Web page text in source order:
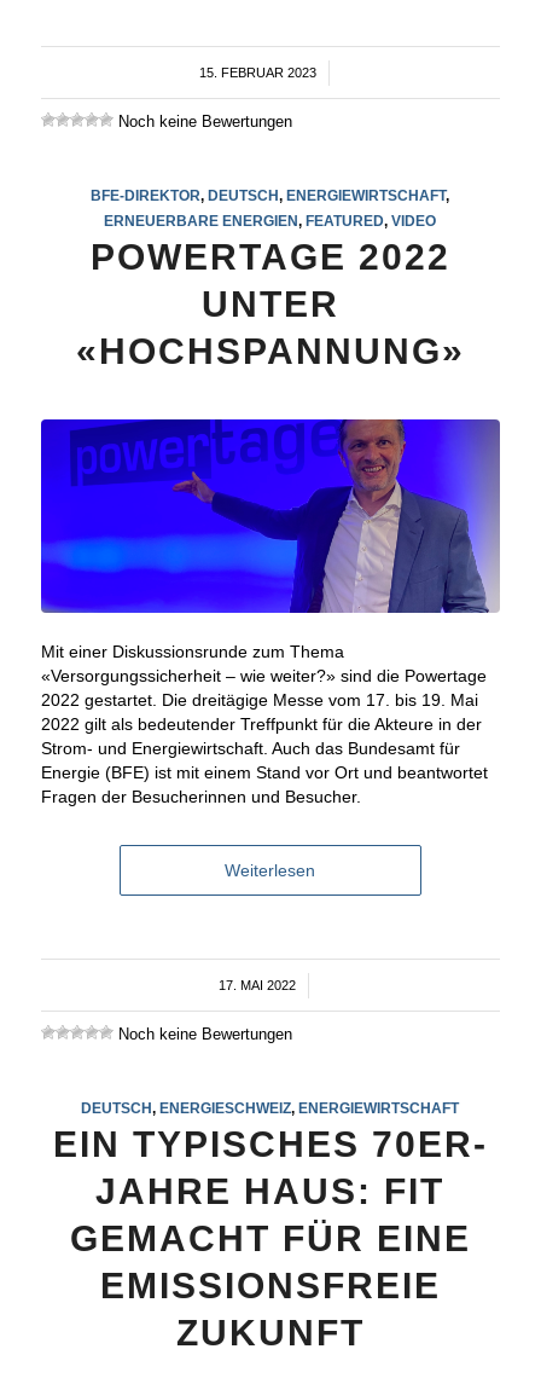
15. FEBRUAR 2023
/
Noch keine Bewertungen
BFE-DIREKTOR, DEUTSCH, ENERGIEWIRTSCHAFT,
ERNEUERBARE ENERGIEN, FEATURED,VIDEO
POWERTAGE 2022
UNTER
«HOCHSPANNUNG»
Mit einer Diskussionsrunde zum Thema
«Versorgungssicherheit – wie weiter?» sind die Powertage
2022 gestartet. Die dreitägige Messe vom 17. bis 19. Mai
2022 gilt als bedeutender Treffpunkt für die Akteure in der
Strom- und Energiewirtschaft. Auch das Bundesamt für
Energie (BFE) ist mit einem Stand vor Ort und beantwortet
Fragen der Besucherinnen und Besucher.
Weiterlesen
17. MAI 2022
/
Noch keine Bewertungen
DEUTSCH,ENERGIESCHWEIZ,ENERGIEWIRTSCHAFT
EIN TYPISCHES 70ER-
JAHRE HAUS: FIT
GEMACHT FÜR EINE
EMISSIONSFREIE
ZUKUNFT